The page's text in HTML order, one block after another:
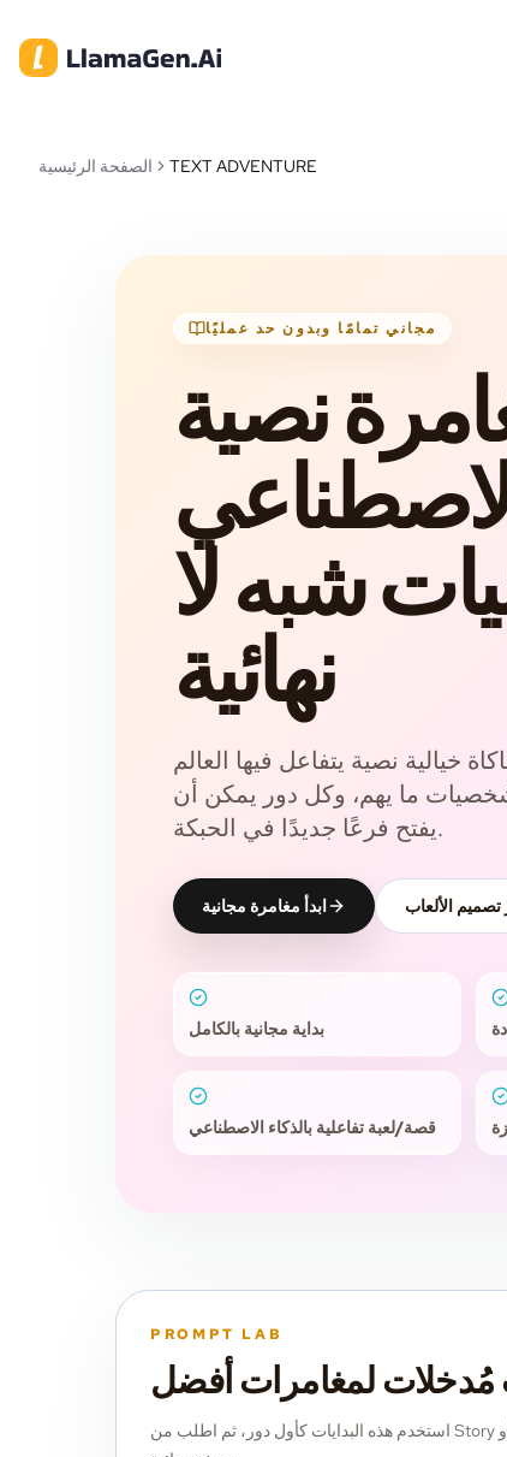
الصفحة الرئيسية TEXT ADVENTURE
مجاني تمامًا وبدون حد عمليًا
نصية
شبه لا
نهائية
خيالية نصية يتفاعل فيها العالم
ما يهم، وكل دور يمكن أن
يفتح فرعًا جديدًا في الحبكة.
ابدأ مغامرة مجانية الألعاب
بداية مجانية بالكامل
قصة/لعبة تفاعلية بالذكاء الاصطناعي
PROMPT LAB
مُدخلات لمغامرات أفضل
استخدم هذه البدايات كأول دور، ثم اطلب من Story المتابعة بصيغة المخاطَب، أو المتكلّم، أو